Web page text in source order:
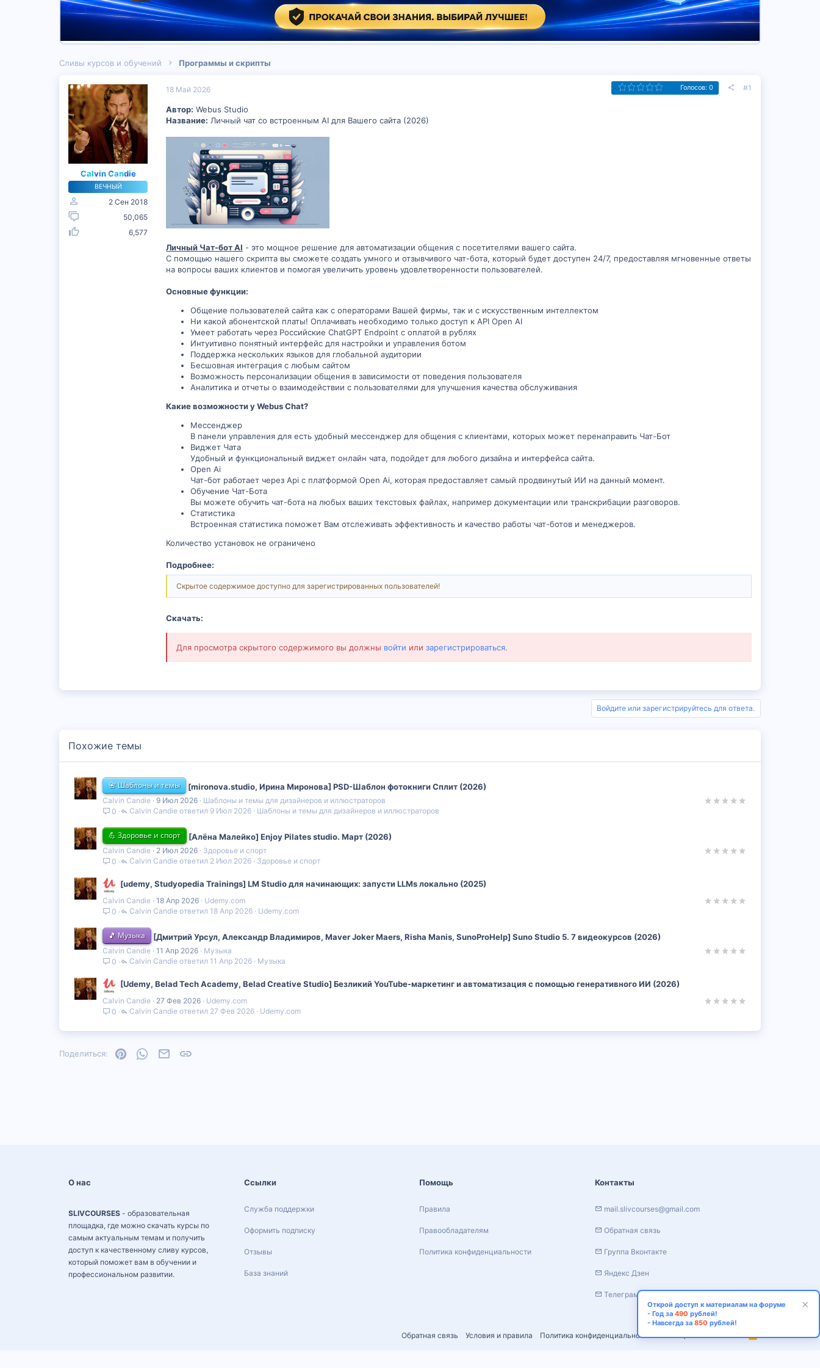
Сливы курсов и обучений Программы и скрипты
Calvin Candie
ВЕЧНЫЙ
2 Сен 2018
50,065
6,577
18 Май 2026 Голосов: 0 #1
Автор: Webus Studio
Название: Личный чат со встроенным AI для Вашего сайта (2026)
Личный Чат-бот AI - это мощное решение для автоматизации общения с посетителями вашего сайта.
С помощью нашего скрипта вы сможете создать умного и отзывчивого чат-бота, который будет доступен 24/7, предоставляя мгновенные ответы
на вопросы ваших клиентов и помогая увеличить уровень удовлетворенности пользователей.
Основные функции:
Общение пользователей сайта как с операторами Вашей фирмы, так и с искусственным интеллектом
Ни какой абонентской платы! Оплачивать необходимо только доступ к API Open AI
Умеет работать через Российские ChatGPT Endpoint с оплатой в рублях
Интуитивно понятный интерфейс для настройки и управления ботом
Поддержка нескольких языков для глобальной аудитории
Бесшовная интеграция с любым сайтом
Возможность персонализации общения в зависимости от поведения пользователя
Аналитика и отчеты о взаимодействии с пользователями для улучшения качества обслуживания
Какие возможности у Webus Chat?
Мессенджер
В панели управления для есть удобный мессенджер для общения с клиентами, которых может перенаправить Чат-Бот
Виджет Чата
Удобный и функциональный виджет онлайн чата, подойдет для любого дизайна и интерфейса сайта.
Open Ai
Чат-бот работает через Api с платформой Open Ai, которая предоставляет самый продвинутый ИИ на данный момент.
Обучение Чат-Бота
Вы можете обучить чат-бота на любых ваших текстовых файлах, например документации или транскрибации разговоров.
Статистика
Встроенная статистика поможет Вам отслеживать эффективность и качество работы чат-ботов и менеджеров.
Количество установок не ограничено
Подробнее:
Скрытое содержимое доступно для зарегистрированных пользователей!
Скачать:
Для просмотра скрытого содержимого вы должны войти или зарегистрироваться.
Войдите или зарегистрируйтесь для ответа.
Похожие темы
📇 Шаблоны и темы [mironova.studio, Ирина Миронова] PSD-Шаблон фотокниги Сплит (2026)
Calvin Candie 9 Июл 2026
Шаблоны и темы для дизайнеров и иллюстраторов
0
Шаблоны и темы для дизайнеров и иллюстраторов
9 Июл 2026
Calvin Candie
💪 Здоровье и спорт [Алёна Малейко] Enjoy Pilates studio. Март (2026)
Calvin Candie 2 Июл 2026
Здоровье и спорт
0
Здоровье и спорт
2 Июл 2026
Calvin Candie
[udemy, Studyopedia Trainings] LM Studio для начинающих: запусти LLMs локально (2025)
Calvin Candie 18 Апр 2026
Udemy.com
0
Udemy.com
18 Апр 2026
Calvin Candie
🎵 Музыка [Дмитрий Урсул, Александр Владимиров, Maver Joker Maers, Risha Manis, SunoProHelp] Suno Studio 5. 7 видеокурсов (2026)
Calvin Candie 11 Апр 2026
Музыка
0
Музыка
11 Апр 2026
Calvin Candie
[Udemy, Belad Tech Academy, Belad Creative Studio] Безликий YouTube-маркетинг и автоматизация с помощью генеративного ИИ (2026)
Calvin Candie 27 Фев 2026
Udemy.com
0
Udemy.com
27 Фев 2026
Calvin Candie
Поделиться: PinterestWhatsAppЭлектронная почта
Обратная связь Условия и правила Политика конфиденциальности Помощь Главная
О нас
SLIVCOURSES - образовательная
площадка, где можно скачать курсы по
самым актуальным темам и получить
доступ к качественному сливу курсов,
который поможет вам в обучении и
профессиональном развитии.
Ссылки
Служба поддержки
Оформить подписку
Отзывы
База знаний
Помощь
Правила
Правообладателям
Политика конфиденциальности
Контакты
mail.slivcourses@gmail.com
Обратная связь
Группа Вконтакте
Яндекс Дзен
Телеграм канал
Открой доступ к материалам на форуме
- Год за 490 рублей!
- Навсегда за 850 рублей!